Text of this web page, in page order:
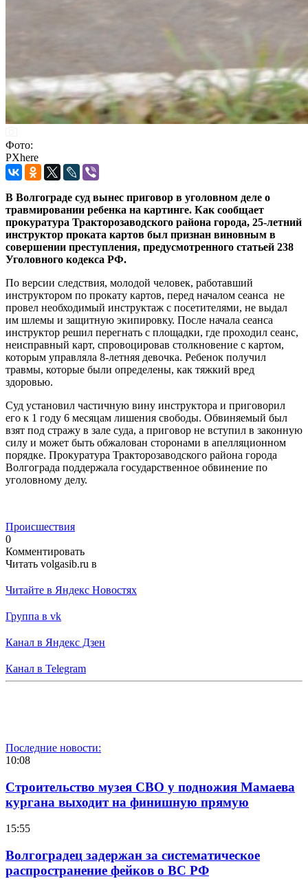
Фото:
PXhere
В Волгограде суд вынес приговор в уголовном деле о
травмировании ребенка на картинге. Как сообщает
прокуратура Тракторозаводского района города, 25-летний
инструктор проката картов был признан виновным в
совершении преступления, предусмотренного статьей 238
Уголовного кодекса РФ.
По версии следствия, молодой человек, работавший
инструктором по прокату картов, перед началом сеанса не
провел необходимый инструктаж с посетителями, не выдал
им шлемы и защитную экипировку. После начала сеанса
инструктор решил перегнать с площадки, где проходил сеанс,
неисправный карт, спровоцировав столкновение с картом,
которым управляла 8-летняя девочка. Ребенок получил
травмы, которые были определены, как тяжкий вред
здоровью.
Суд установил частичную вину инструктора и приговорил
его к 1 году 6 месяцам лишения свободы. Обвиняемый был
взят под стражу в зале суда, а приговор не вступил в законную
силу и может быть обжалован сторонами в апелляционном
порядке. Прокуратура Тракторозаводского района города
Волгограда поддержала государственное обвинение по
уголовному делу.
Происшествия
0
Комментировать
Читать volgasib.ru в
Читайте в Яндекс Новостях
Группа в vk
Канал в Яндекс Дзен
Канал в Telegram
Последние новости:
10:08
Строительство музея СВО у подножия Мамаева
кургана выходит на финишную прямую
15:55
Волгоградец задержан за систематическое
распространение фейков о ВС РФ